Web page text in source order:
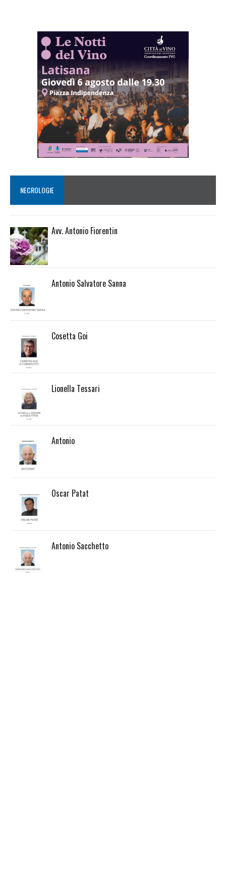
NECROLOGIE
Avv. Antonio Fiorentin
Antonio Salvatore Sanna
Cosetta Goi
Lionella Tessari
Antonio
Oscar Patat
Antonio Sacchetto